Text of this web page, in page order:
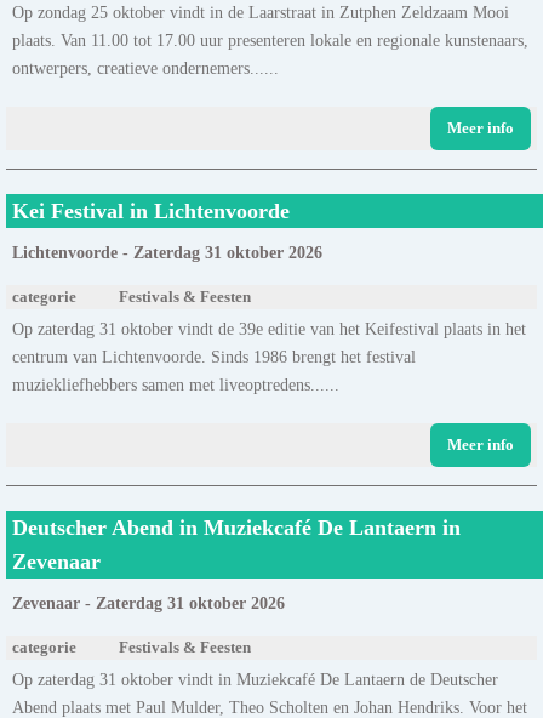
Op zondag 25 oktober vindt in de Laarstraat in Zutphen Zeldzaam Mooi
plaats. Van 11.00 tot 17.00 uur presenteren lokale en regionale kunstenaars,
ontwerpers, creatieve ondernemers......
Meer info
Kei Festival in Lichtenvoorde
Lichtenvoorde - Zaterdag 31 oktober 2026
categorie Festivals & Feesten
Op zaterdag 31 oktober vindt de 39e editie van het Keifestival plaats in het
centrum van Lichtenvoorde. Sinds 1986 brengt het festival
muziekliefhebbers samen met liveoptredens......
Meer info
Deutscher Abend in Muziekcafé De Lantaern in
Zevenaar
Zevenaar - Zaterdag 31 oktober 2026
categorie Festivals & Feesten
Op zaterdag 31 oktober vindt in Muziekcafé De Lantaern de Deutscher
Abend plaats met Paul Mulder, Theo Scholten en Johan Hendriks. Voor het